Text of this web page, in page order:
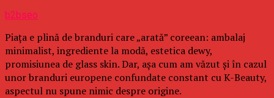
b2bseo
Piața e plină de branduri care „arată” coreean: ambalaj
minimalist, ingrediente la modă, estetica dewy,
promisiunea de glass skin. Dar, așa cum am văzut și în cazul
unor branduri europene confundate constant cu K-Beauty,
aspectul nu spune nimic despre origine.